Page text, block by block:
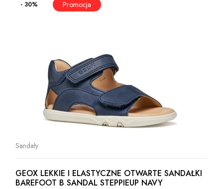
- 30%
Sandały
GEOX LEKKIE I ELASTYCZNE OTWARTE SANDAŁKI
BAREFOOT B SANDAL STEPPIEUP NAVY